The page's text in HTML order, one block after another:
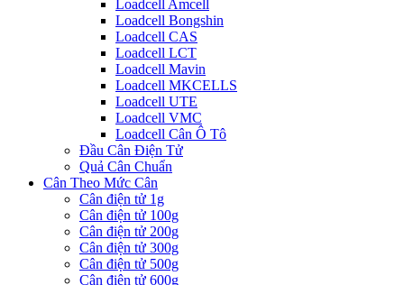
Loadcell Amcell
Loadcell Bongshin
Loadcell CAS
Loadcell LCT
Loadcell Mavin
Loadcell MKCELLS
Loadcell UTE
Loadcell VMC
Loadcell Cân Ô Tô
Đầu Cân Điện Tử
Quả Cân Chuẩn
Cân Theo Mức Cân
Cân điện tử 1g
Cân điện tử 100g
Cân điện tử 200g
Cân điện tử 300g
Cân điện tử 500g
Cân điện tử 600g